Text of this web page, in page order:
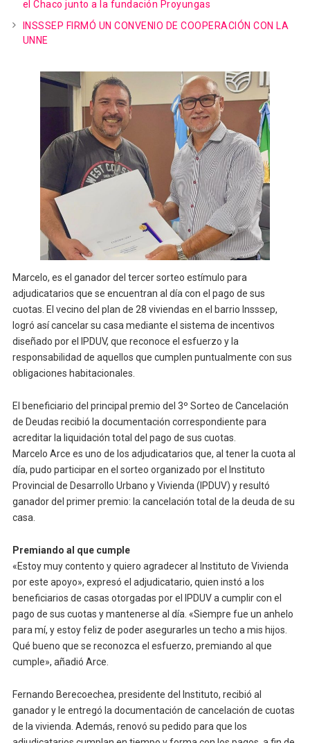
el Chaco junto a la fundación Proyungas
INSSSEP FIRMÓ UN CONVENIO DE COOPERACIÓN CON LA
UNNE
Marcelo, es el ganador del tercer sorteo estímulo para
adjudicatarios que se encuentran al día con el pago de sus
cuotas. El vecino del plan de 28 viviendas en el barrio Insssep,
logró así cancelar su casa mediante el sistema de incentivos
diseñado por el IPDUV, que reconoce el esfuerzo y la
responsabilidad de aquellos que cumplen puntualmente con sus
obligaciones habitacionales.
El beneficiario del principal premio del 3º Sorteo de Cancelación
de Deudas recibió la documentación correspondiente para
acreditar la liquidación total del pago de sus cuotas.
Marcelo Arce es uno de los adjudicatarios que, al tener la cuota al
día, pudo participar en el sorteo organizado por el Instituto
Provincial de Desarrollo Urbano y Vivienda (IPDUV) y resultó
ganador del primer premio: la cancelación total de la deuda de su
casa.
Premiando al que cumple
«Estoy muy contento y quiero agradecer al Instituto de Vivienda
por este apoyo», expresó el adjudicatario, quien instó a los
beneficiarios de casas otorgadas por el IPDUV a cumplir con el
pago de sus cuotas y mantenerse al día. «Siempre fue un anhelo
para mí, y estoy feliz de poder asegurarles un techo a mis hijos.
Qué bueno que se reconozca el esfuerzo, premiando al que
cumple», añadió Arce.
Fernando Berecoechea, presidente del Instituto, recibió al
ganador y le entregó la documentación de cancelación de cuotas
de la vivienda. Además, renovó su pedido para que los